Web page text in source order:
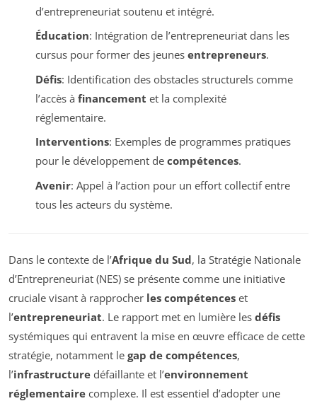
d’entrepreneuriat soutenu et intégré.
Éducation: Intégration de l’entrepreneuriat dans les
cursus pour former des jeunes entrepreneurs.
Défis: Identification des obstacles structurels comme
l’accès à financement et la complexité
réglementaire.
Interventions: Exemples de programmes pratiques
pour le développement de compétences.
Avenir: Appel à l’action pour un effort collectif entre
tous les acteurs du système.
Dans le contexte de l’Afrique du Sud, la Stratégie Nationale
d’Entrepreneuriat (NES) se présente comme une initiative
cruciale visant à rapprocher les compétences et
l’entrepreneuriat. Le rapport met en lumière les défis
systémiques qui entravent la mise en œuvre efficace de cette
stratégie, notamment le gap de compétences,
l’infrastructure défaillante et l’environnement
réglementaire complexe. Il est essentiel d’adopter une